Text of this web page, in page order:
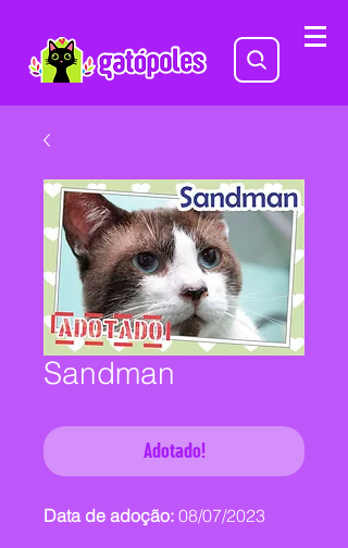
Sandman
Adotado!
Data de adoção: 08/07/2023